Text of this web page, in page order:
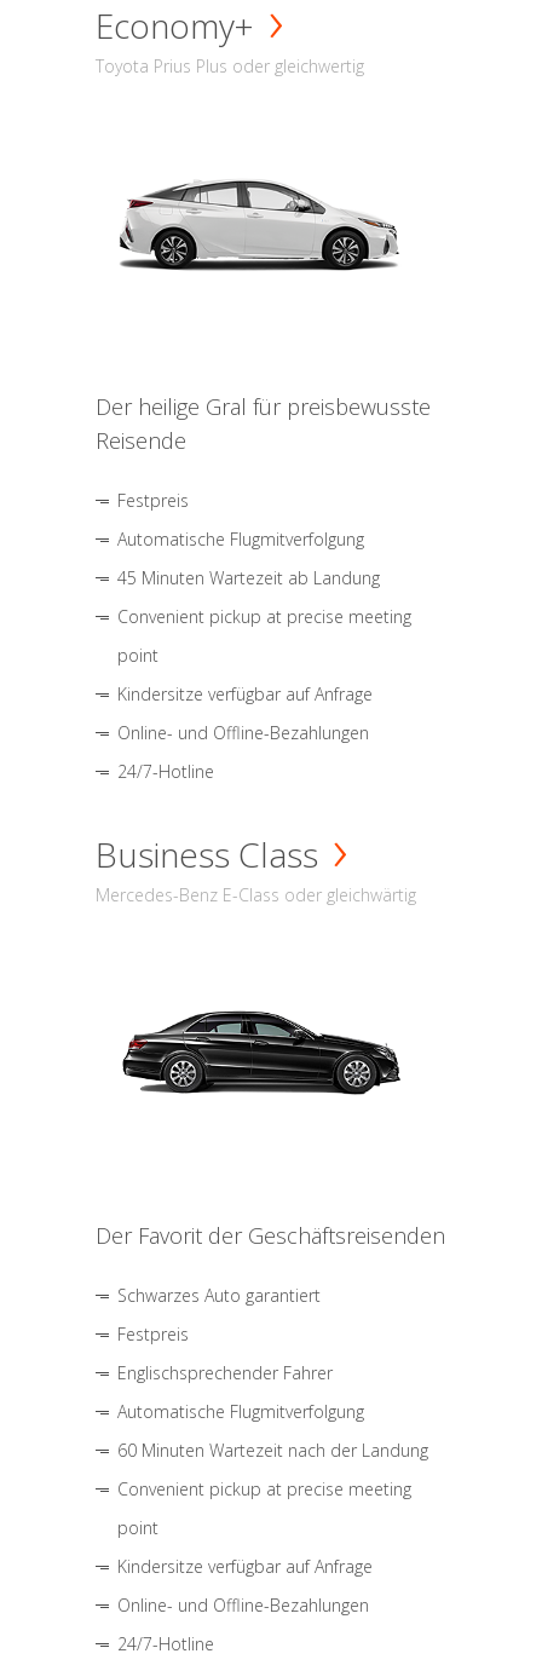
Economy+
Toyota Prius Plus oder gleichwertig
Der heilige Gral für preisbewusste
Reisende
Festpreis
Automatische Flugmitverfolgung
45 Minuten Wartezeit ab Landung
Convenient pickup at precise meeting
point
Kindersitze verfügbar auf Anfrage
Online- und Offline-Bezahlungen
24/7-Hotline
Business Class
Mercedes-Benz E-Class oder gleichwärtig
Der Favorit der Geschäftsreisenden
Schwarzes Auto garantiert
Festpreis
Englischsprechender Fahrer
Automatische Flugmitverfolgung
60 Minuten Wartezeit nach der Landung
Convenient pickup at precise meeting
point
Kindersitze verfügbar auf Anfrage
Online- und Offline-Bezahlungen
24/7-Hotline